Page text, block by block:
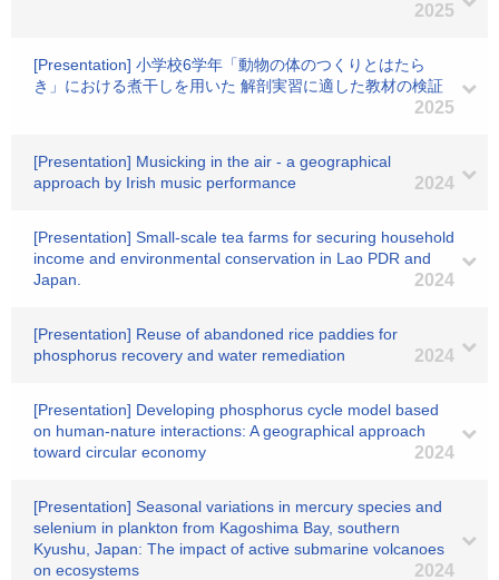
2025
[Presentation] 小学校6学年「動物の体のつくりとはたら
き」における煮干しを用いた 解剖実習に適した教材の検証
2025
[Presentation] Musicking in the air - a geographical
approach by Irish music performance
2024
[Presentation] Small-scale tea farms for securing household
income and environmental conservation in Lao PDR and
Japan.
2024
[Presentation] Reuse of abandoned rice paddies for
phosphorus recovery and water remediation
2024
[Presentation] Developing phosphorus cycle model based
on human-nature interactions: A geographical approach
toward circular economy
2024
[Presentation] Seasonal variations in mercury species and
selenium in plankton from Kagoshima Bay, southern
Kyushu, Japan: The impact of active submarine volcanoes
on ecosystems
2024